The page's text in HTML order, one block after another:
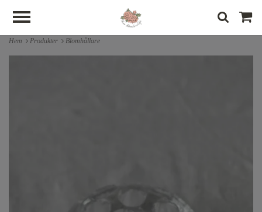
Hem Produkter Blomhållare